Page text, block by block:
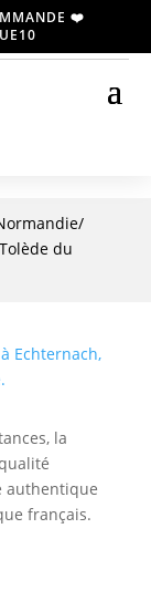
❤️
du
la
authentique
français.